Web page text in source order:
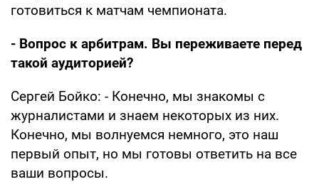
готовиться к матчам чемпионата.
- Вопрос к арбитрам. Вы переживаете перед
такой аудиторией?
Сергей Бойко: - Конечно, мы знакомы с
журналистами и знаем некоторых из них.
Конечно, мы волнуемся немного, это наш
первый опыт, но мы готовы ответить на все
ваши вопросы.